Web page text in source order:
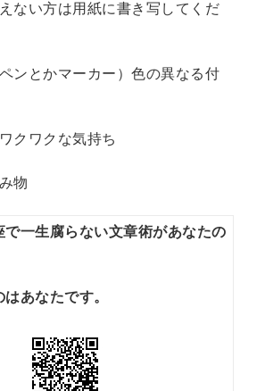
ない方は用紙に書き写してくだ
ンとかマーカー）色の異なる付
クワクな気持ち
物
で一生腐らない文章術があなたの
あなたです。